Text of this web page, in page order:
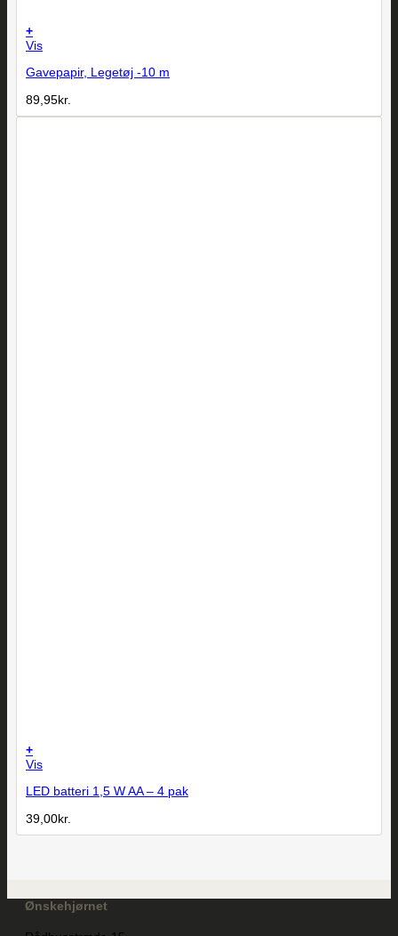
+
Vis
Gavepapir, Legetøj -10 m
89,95kr.
+
Vis
LED batteri 1,5 W AA – 4 pak
39,00kr.
Ønskehjørnet